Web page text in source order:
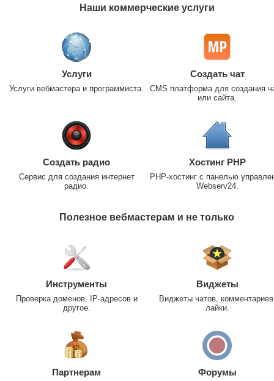
Наши коммерческие услуги
Услуги
Услуги вебмастера и программиста.
Создать чат
CMS платформа для создания
или сайта.
Создать радио
Сервис для создания интернет
радио.
Хостинг PHP
PHP-хостинг с панелью
Webserv24.
Полезное вебмастерам и не только
Инструменты
Проверка доменов, IP-адресов и
другое.
Виджеты
Виджеты чатов,
лайки.
Партнерам Форумы